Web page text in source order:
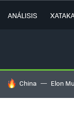
ANÁLISIS
HOY SE HABLA DE
China Elon